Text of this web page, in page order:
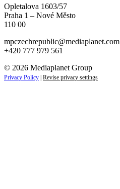
Opletalova 1603/57
Praha 1 – Nové Město
110 00
mpczechrepublic@mediaplanet.com
+420 777 979 561
© 2026 Mediaplanet Group
Privacy Policy Revise privacy settings